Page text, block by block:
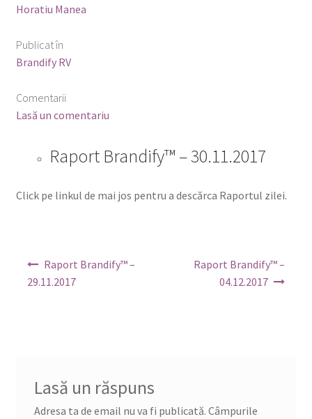
Horatiu Manea
Publicat în
Brandify RV
Comentarii
Lasă un comentariu
Raport Brandify™ – 30.11.2017
Click pe linkul de mai jos pentru a descărca Raportul zilei.
Raport Brandify™ –
29.11.2017
Raport Brandify™ –
04.12.2017
Lasă un răspuns
Adresa ta de email nu va fi publicată. Câmpurile